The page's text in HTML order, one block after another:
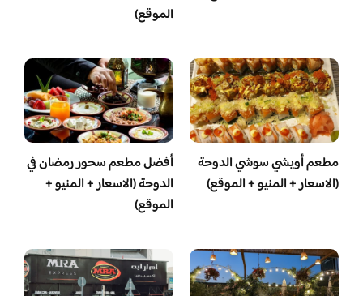
الموقع)
مطعم أويشي سوشي الدوحة
(الاسعار + المنيو + الموقع)
أفضل مطعم سحور رمضان في
الدوحة (الاسعار + المنيو +
الموقع)